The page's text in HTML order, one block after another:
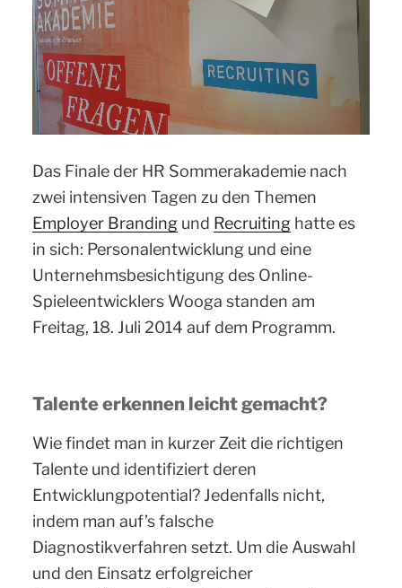
Das Finale der HR Sommerakademie nach
zwei intensiven Tagen zu den Themen
Employer Branding und Recruiting hatte es
in sich: Personalentwicklung und eine
Unternehmsbesichtigung des Online-
Spieleentwicklers Wooga standen am
Freitag, 18. Juli 2014 auf dem Programm.
Talente erkennen leicht gemacht?
Wie findet man in kurzer Zeit die richtigen
Talente und identifiziert deren
Entwicklungpotential? Jedenfalls nicht,
indem man auf’s falsche
Diagnostikverfahren setzt. Um die Auswahl
und den Einsatz erfolgreicher